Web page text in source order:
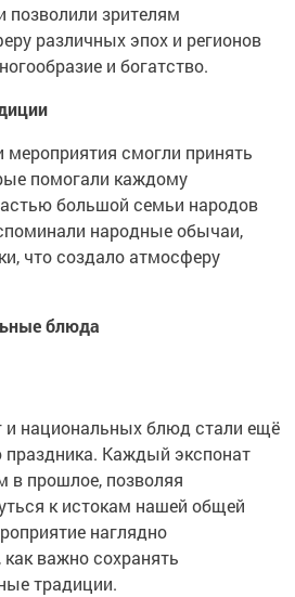
позволили зрителям
различных эпох и регионов
и богатство.
мероприятия смогли принять
помогали каждому
большой семьи народов
народные обычаи,
что создало атмосферу
блюда
и национальных блюд стали ещё
Каждый экспонат
прошлое, позволяя
к истокам нашей общей
наглядно
важно сохранять
традиции.